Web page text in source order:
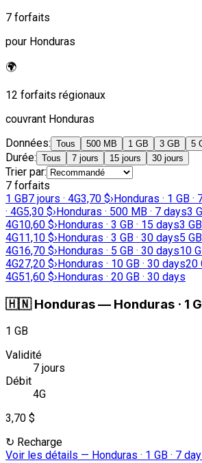
7 forfaits
pour Honduras
🌍
12 forfaits régionaux
couvrant Honduras
Données: Tous 500 MB 1 GB 3 GB 5
Durée: Tous 7 jours 15 jours 30 jours
Trier par:
7 forfaits
1 GB7 jours · 4G3,70 $›Honduras · 1 GB ·
· 4G5,30 $›Honduras · 500 MB · 7 days3
4G10,60 $›Honduras · 3 GB · 15 days3 GB
4G11,10 $›Honduras · 3 GB · 30 days5 GB
4G16,70 $›Honduras · 5 GB · 30 days10
4G27,20 $›Honduras · 10 GB · 30 days20
4G51,60 $›Honduras · 20 GB · 30 days
🇭🇳 Honduras— Honduras · 1
1 GB
Validité
7 jours
Débit
4G
3,70 $
↻ Recharge
Voir les détails — Honduras · 1 GB · 7